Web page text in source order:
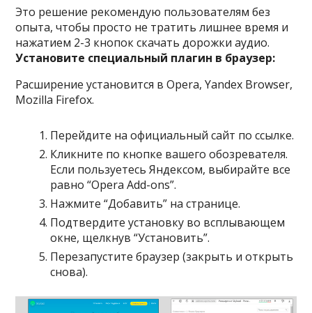
Это решение рекомендую пользователям без
опыта, чтобы просто не тратить лишнее время и
нажатием 2-3 кнопок скачать дорожки аудио.
Установите специальный плагин в браузер:
Расширение установится в Opera, Yandex Browser,
Mozilla Firefox.
Перейдите на официальный сайт по ссылке.
Кликните по кнопке вашего обозревателя.
Если пользуетесь Яндексом, выбирайте все
равно “Opera Add-ons”.
Нажмите “Добавить” на странице.
Подтвердите установку во всплывающем
окне, щелкнув “Установить”.
Перезапустите браузер (закрыть и открыть
снова).